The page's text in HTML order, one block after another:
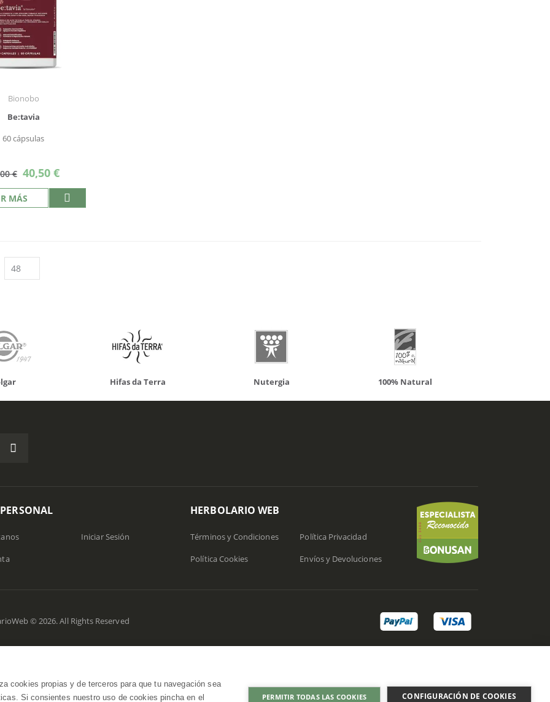
Bionobo
Be:tavia
60 cápsulas
€ Precio
especial
40,50 €
MÁS
Terra Nutergia 100% Natural Solaray
Iniciar Sesión
HERBOLARIO WEB
Términos y Condiciones
Política Cookies
Política Privacidad
Envíos y Devoluciones
© 2026. All Rights Reserved
cookies propias y de terceros para que tu navegación sea
Si consientes nuestro uso de cookies pincha en el
PERMITIR TODAS LAS COOKIES CONFIGURACIÓN DE COOKIES